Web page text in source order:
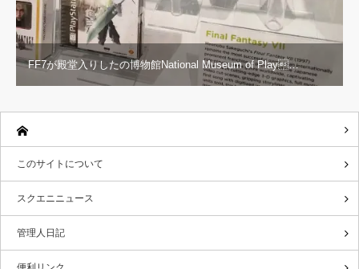
FF7が殿堂入りしたの博物館National Museum of Play…
このサイトについて
スクエニニュース
管理人日記